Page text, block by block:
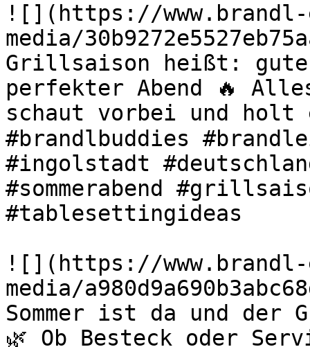
![](https://
media/
Grillsaison heißt:
perfekter Abend 🔥
schaut vorbei und holt
#brandlbuddies
#ingolstadt
#sommerabend
#tablesettingideas
![](https://
media/
Sommer ist da und
🌿 Ob Besteck oder